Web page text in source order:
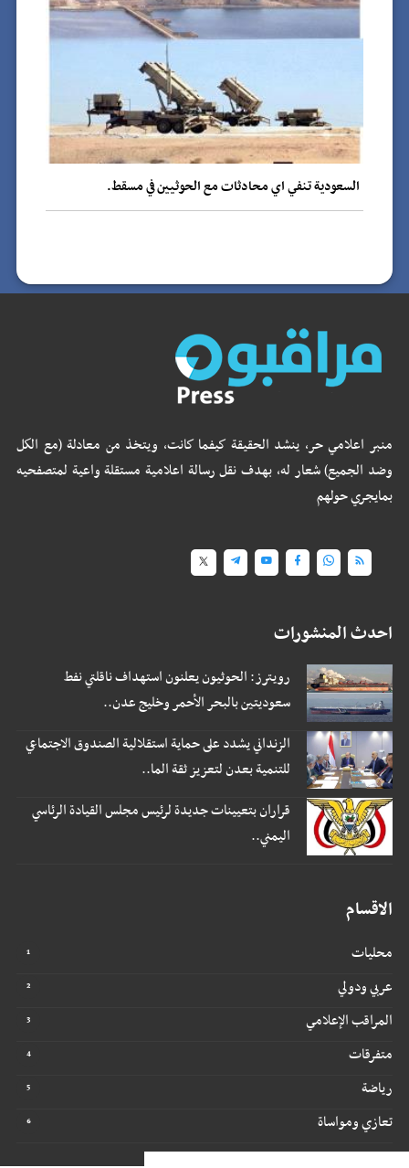
السعودية تنفي اي محادثات مع الحوثيين في مسقط.
منبر اعلامي حر، ينشد الحقيقة كيفما كانت، ويتخذ من معادلة (مع الكل
وضد الجميع) شعار له، بهدف نقل رسالة اعلامية مستقلة واعية لمتصفحيه
بمايجري حولهم
احدث المنشورات
رويترز: الحوثيون يعلنون استهداف ناقلتي نفط
سعوديتين بالبحر الأحمر وخليج عدن..
الزنداني يشدد على حماية استقلالية الصندوق الاجتماعي
للتنمية بعدن لتعزيز ثقة الما..
قراران بتعيينات جديدة لرئيس مجلس القيادة الرئاسي
اليمني..
الاقسام
محليات
عربي ودولي
المراقب الإعلامي
متفرقات
رياضة
تعازي ومواساة